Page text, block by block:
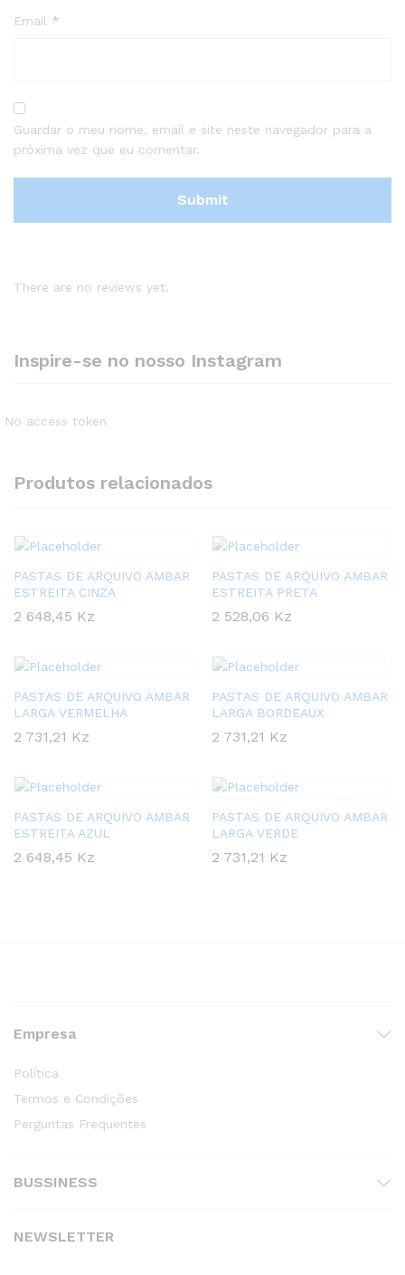
Email *
Guardar o meu nome, email e site neste navegador para a
próxima vez que eu comentar.
There are no reviews yet.
Inspire-se no nosso Instagram
No access token
Produtos relacionados
PASTAS DE ARQUIVO AMBAR
ESTREITA CINZA
2 648,45 Kz
PASTAS DE ARQUIVO AMBAR
ESTREITA PRETA
2 528,06 Kz
PASTAS DE ARQUIVO AMBAR
LARGA VERMELHA
2 731,21 Kz
PASTAS DE ARQUIVO AMBAR
LARGA BORDEAUX
2 731,21 Kz
PASTAS DE ARQUIVO AMBAR
ESTREITA AZUL
2 648,45 Kz
PASTAS DE ARQUIVO AMBAR
LARGA VERDE
2 731,21 Kz
Empresa
Política
Termos e Condições
Perguntas Frequentes
BUSSINESS
NEWSLETTER